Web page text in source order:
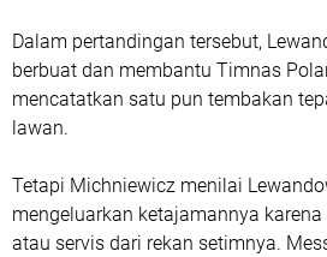
Dalam pertandingan tersebut,
berbuat dan membantu Timnas
mencatatkan satu pun tembakan
lawan.
Tetapi Michniewicz menilai
mengeluarkan ketajamannya
atau servis dari rekan setimnya.